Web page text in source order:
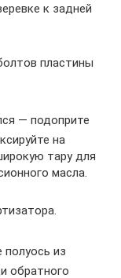
к задней
пластины
— подоприте
на
тару для
масла.
из
обратного